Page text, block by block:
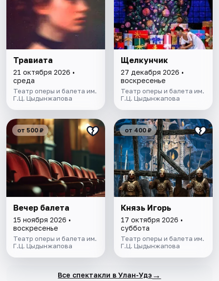
Травиата
21 октября 2026 •
среда
Театр оперы и балета им.
Г.Ц. Цыдынжапова
Щелкунчик
27 декабря 2026 •
воскресенье
Театр оперы и балета им.
Г.Ц. Цыдынжапова
от 500 ₽
Вечер балета
15 ноября 2026 •
воскресенье
Театр оперы и балета им.
Г.Ц. Цыдынжапова
от 400 ₽
Князь Игорь
17 октября 2026 •
суббота
Театр оперы и балета им.
Г.Ц. Цыдынжапова
Все спектакли в Улан-Удэ →